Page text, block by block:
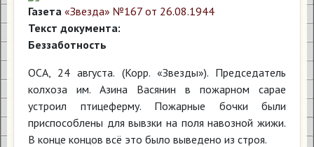
Газета «Звезда» №167 от 26.08.1944
Текст документа:
Беззаботность
ОСА, 24 августа. (Корр. «Звезды»). Председатель
колхоза им. Азина Васянин в пожарном сарае
устроил птицеферму. Пожарные бочки были
приспособлены для вывзки на поля навозной жижи.
В конце концов всё это было выведено из строя.